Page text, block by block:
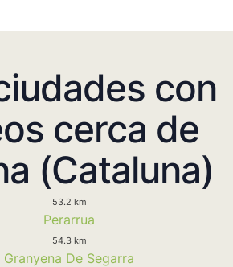
con
cerca de
(Cataluna)
53.2 km
Perarrua
54.3 km
Granyena De Segarra